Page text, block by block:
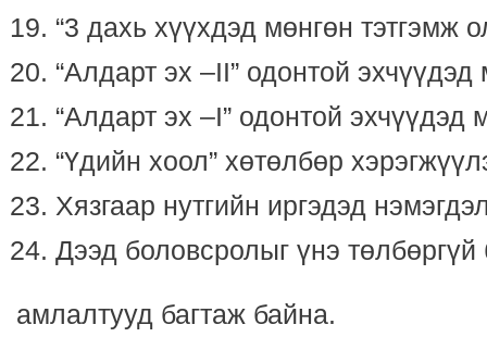
“3 дахь хүүхдэд мөнгөн тэтгэмж
“Алдарт эх –II” одонтой эхчүүдэд
“Алдарт эх –I” одонтой эхчүүдэд
“Үдийн хоол” хөтөлбөр
Хязгаар нутгийн иргэдэд
Дээд боловсролыг үнэ төлбөргүй
амлалтууд багтаж байна.